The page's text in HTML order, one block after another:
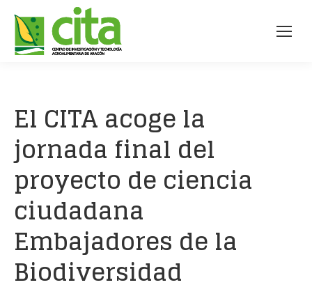
El CITA acoge la
jornada final del
proyecto de ciencia
ciudadana
Embajadores de la
Biodiversidad